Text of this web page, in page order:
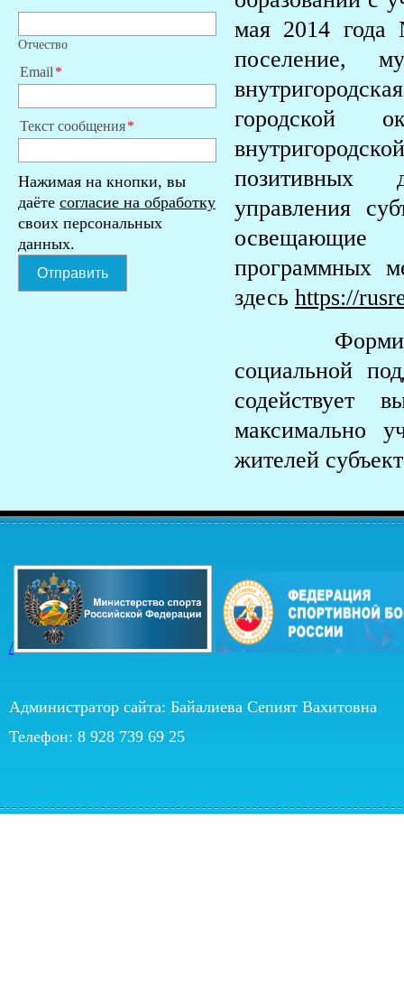
Отчество
Email
Текст сообщения
Нажимая на кнопки, вы
даёте согласие на обработку
своих персональных
данных.
Отправить
мая 2014 года
поселение,
городской
позитивных
управления
освещающие
программных
здесь https://
социальной
содействует
максимально
жителей
/
Администратор сайта: Байалиева Сепият Вахитовна
Телефон: 8 928 739 69 25